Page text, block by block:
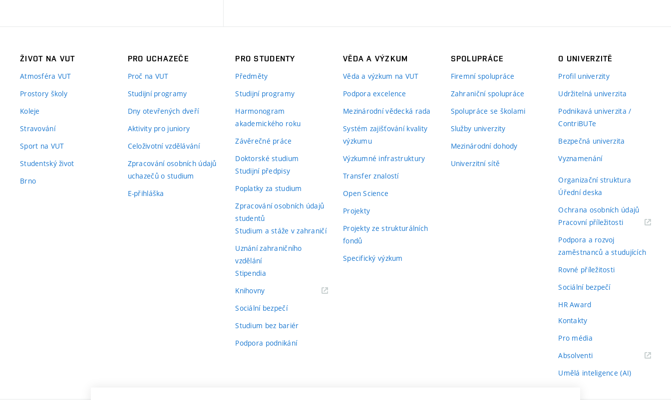
ŽIVOT NA VUT
Atmosféra VUT
Prostory školy
Koleje
Stravování
Sport na VUT
Studentský život
Brno
PRO UCHAZEČE
Proč na VUT
Studijní programy
Dny otevřených dveří
Aktivity pro juniory
Celoživotní vzdělávání
Zpracování osobních údajů
uchazečů o studium
E-přihláška
PRO STUDENTY
Předměty
Studijní programy
Harmonogram
akademického roku
Závěrečné práce
Doktorské studium
Studijní předpisy
Poplatky za studium
Zpracování osobních údajů
studentů
Studium a stáže v zahraničí
Uznání zahraničního
vzdělání
Stipendia
Knihovny(externí
Sociální bezpečí
Studium bez bariér
Podpora podnikání
VĚDA A VÝZKUM
Věda a výzkum na VUT
Podpora excelence
Mezinárodní vědecká rada
Systém zajišťování kvality
výzkumu
Výzkumné infrastruktury
Transfer znalostí
Open Science
Projekty
Projekty ze strukturálních
fondů
Specifický výzkum
SPOLUPRÁCE
Firemní spolupráce
Zahraniční spolupráce
Spolupráce se školami
Služby univerzity
Mezinárodní dohody
Univerzitní sítě
O UNIVERZITĚ
Profil univerzity
Udržitelná univerzita
Podnikavá univerzita /
ContriBUTe
Bezpečná univerzita
Vyznamenání
Organizační struktura
Úřední deska
Ochrana osobních údajů
Pracovní příležitosti(externí
Podpora a rozvoj
zaměstnanců a studujících
Rovné příležitosti
Sociální bezpečí
HR Award
Kontakty
Pro média
Absolventi(externí
Umělá inteligence (AI)